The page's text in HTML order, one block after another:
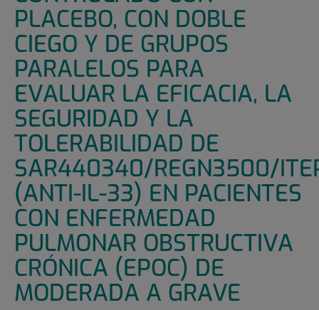
PLACEBO, CON DOBLE
CIEGO Y DE GRUPOS
PARALELOS PARA
EVALUAR LA EFICACIA, LA
SEGURIDAD Y LA
TOLERABILIDAD DE
SAR440340/REGN3500/
(ANTI-IL-33) EN PACIENTES
CON ENFERMEDAD
PULMONAR OBSTRUCTIVA
CRÓNICA (EPOC) DE
MODERADA A GRAVE